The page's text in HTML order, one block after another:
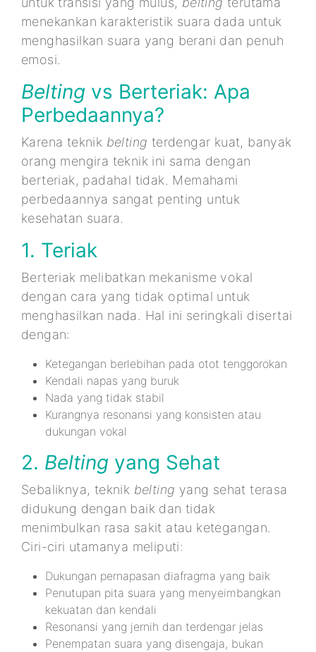
menekankan karakteristik suara dada untuk
menghasilkan suara yang berani dan penuh
emosi.
Belting vs Berteriak: Apa
Perbedaannya?
Karena teknik belting terdengar kuat, banyak
orang mengira teknik ini sama dengan
berteriak, padahal tidak. Memahami
perbedaannya sangat penting untuk
kesehatan suara.
1. Teriak
Berteriak melibatkan mekanisme vokal
dengan cara yang tidak optimal untuk
menghasilkan nada. Hal ini seringkali disertai
dengan:
Ketegangan berlebihan pada otot tenggorokan
Kendali napas yang buruk
Nada yang tidak stabil
Kurangnya resonansi yang konsisten atau
dukungan vokal
2. Belting yang Sehat
Sebaliknya, teknik belting yang sehat terasa
didukung dengan baik dan tidak
menimbulkan rasa sakit atau ketegangan.
Ciri-ciri utamanya meliputi:
Dukungan pernapasan diafragma yang baik
Penutupan pita suara yang menyeimbangkan
kekuatan dan kendali
Resonansi yang jernih dan terdengar jelas
Penempatan suara yang disengaja, bukan